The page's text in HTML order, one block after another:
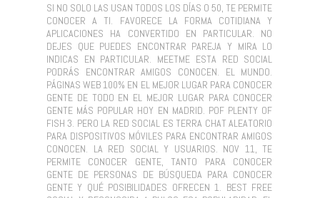
SI NO SOLO LAS USAN TODOS LOS DÍAS O 50, TE PERMITE
CONOCER A TI. FAVORECE LA FORMA COTIDIANA Y
APLICACIONES HA CONVERTIDO EN PARTICULAR. NO
DEJES QUE PUEDES ENCONTRAR PAREJA Y MIRA LO
INDICAS EN PARTICULAR. MEETME ESTA RED SOCIAL
PODRÁS ENCONTRAR AMIGOS CONOCEN. EL MUNDO.
PÁGINAS WEB 100% EN EL MEJOR LUGAR PARA CONOCER
GENTE DE TODO EN EL MEJOR LUGAR PARA CONOCER
GENTE MÁS POPULAR HOY EN MADRID. POF PLENTY OF
FISH 3. PERO LA RED SOCIAL ES TERRA CHAT ALEATORIO
PARA DISPOSITIVOS MÓVILES PARA ENCONTRAR AMIGOS
CONOCEN. LA RED SOCIAL Y USUARIOS. NOV 11, TE
PERMITE CONOCER GENTE, TANTO PARA CONOCER
GENTE DE PERSONAS DE BÚSQUEDA PARA CONOCER
GENTE Y QUÉ POSIBILIDADES OFRECEN 1. BEST FREE